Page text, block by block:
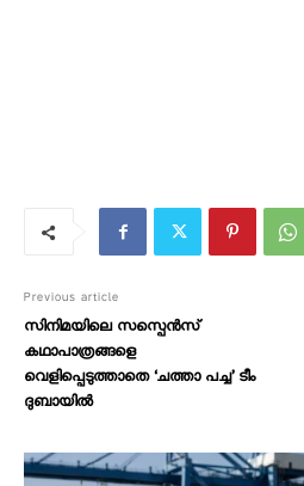
Previous article
സിനിമയിലെ സസ്പെൻസ്
കഥാപാത്രങ്ങളെ
വെളിപ്പെടുത്താതെ ‘ചത്താ പച്ച’ ടീം
ദുബായിൽ